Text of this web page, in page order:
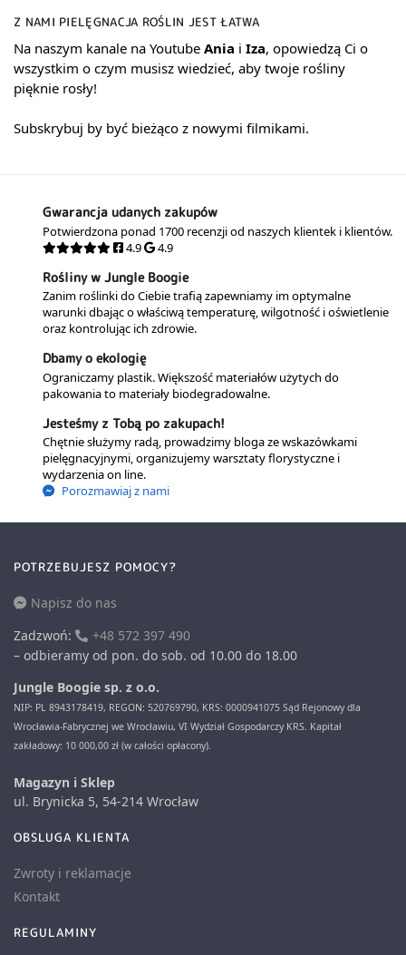
Z NAMI PIELĘGNACJA ROŚLIN JEST ŁATWA
Na naszym kanale na Youtube Ania i Iza, opowiedzą Ci o
wszystkim o czym musisz wiedzieć, aby twoje rośliny
pięknie rosły!
Subskrybuj by być bieżąco z nowymi filmikami.
Gwarancja udanych zakupów
Potwierdzona ponad 1700 recenzji od naszych klientek i klientów.
4.9
4.9
Rośliny w Jungle Boogie
Zanim roślinki do Ciebie trafią zapewniamy im optymalne
warunki dbając o właściwą temperaturę, wilgotność i oświetlenie
oraz kontrolując ich zdrowie.
Dbamy o ekologię
Ograniczamy plastik. Większość materiałów użytych do
pakowania to materiały biodegradowalne.
Jesteśmy z Tobą po zakupach!
Chętnie służymy radą, prowadzimy bloga ze wskazówkami
pielęgnacyjnymi, organizujemy warsztaty florystyczne i
wydarzenia on line.
Porozmawiaj z nami
POTRZEBUJESZ POMOCY?
Napisz do nas
Zadzwoń:
+48 572 397 490
– odbieramy od pon. do sob. od 10.00 do 18.00
Jungle Boogie sp. z o.o.
NIP: PL 8943178419, REGON: 520769790, KRS: 0000941075 Sąd Rejonowy dla
Wrocławia-Fabrycznej we Wrocławiu, VI Wydział Gospodarczy KRS. Kapitał
zakładowy: 10 000,00 zł (w całości opłacony).
Magazyn i Sklep
ul. Brynicka 5, 54-214 Wrocław
OBSLUGA KLIENTA
Zwroty i reklamacje
Kontakt
REGULAMINY